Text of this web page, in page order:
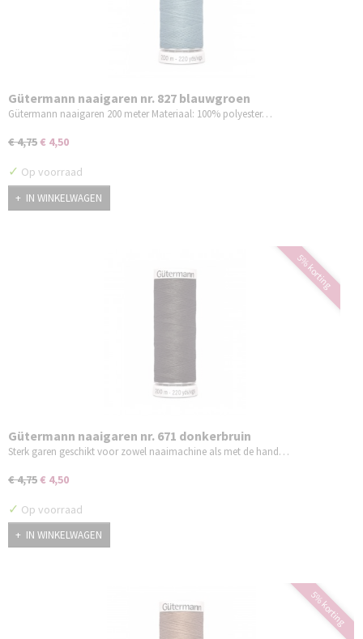
Gütermann naaigaren nr. 827 blauwgroen
Gütermann naaigaren 200 meter Materiaal: 100% polyester…
€ 4,75€ 4,50
✓ Op voorraad
IN WINKELWAGEN
5% korting
Gütermann naaigaren nr. 671 donkerbruin
Sterk garen geschikt voor zowel naaimachine als met de hand…
€ 4,75€ 4,50
✓ Op voorraad
IN WINKELWAGEN
5% korting